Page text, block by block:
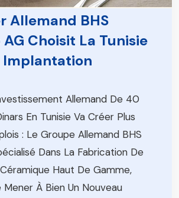
Allemand BHS
Choisit La Tunisie
Implantation
Allemand De 40
En Tunisie Va Créer Plus
: Le Groupe Allemand BHS
Dans La Fabrication De
Haut De Gamme,
Mener À Bien Un Nouveau